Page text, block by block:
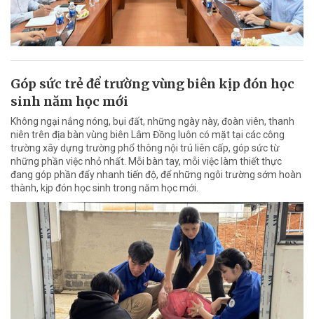
Góp sức trẻ để trường vùng biên kịp đón học
sinh năm học mới
Không ngại nắng nóng, bụi đất, những ngày này, đoàn viên, thanh
niên trên địa bàn vùng biên Lâm Đồng luôn có mặt tại các công
trường xây dựng trường phổ thông nội trú liên cấp, góp sức từ
những phần việc nhỏ nhất. Mỗi bàn tay, mỗi việc làm thiết thực
đang góp phần đẩy nhanh tiến độ, để những ngôi trường sớm hoàn
thành, kịp đón học sinh trong năm học mới.